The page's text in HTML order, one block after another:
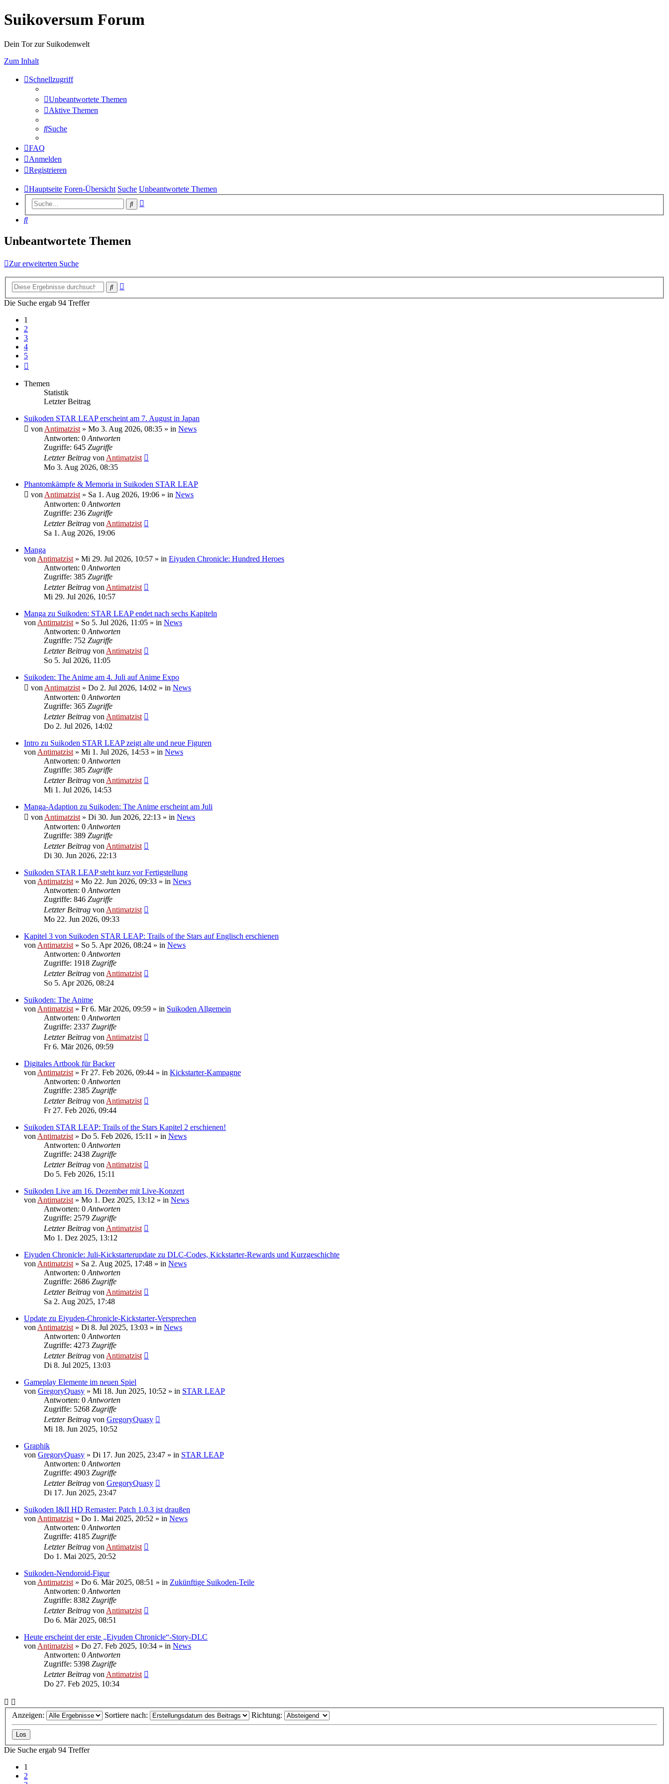
Suikoversum Forum
Dein Tor zur Suikodenwelt
Zum Inhalt
Schnellzugriff
Unbeantwortete Themen
Aktive Themen
Suche
FAQ
Anmelden
Registrieren
Hauptseite Foren-Übersicht Suche Unbeantwortete Themen
Suche
Suche
Unbeantwortete Themen
Zur erweiterten Suche
Suche
Die Suche ergab 94 Treffer
1
2
3
4
5
Themen
Statistik
Letzter Beitrag
Suikoden STAR LEAP erscheint am 7. August in Japan
von Antimatzist » Mo 3. Aug 2026, 08:35 » in News
Antworten: 0 Antworten
Zugriffe: 645 Zugriffe
Letzter Beitrag von Antimatzist
Mo 3. Aug 2026, 08:35
Phantomkämpfe & Memoria in Suikoden STAR LEAP
von Antimatzist » Sa 1. Aug 2026, 19:06 » in News
Antworten: 0 Antworten
Zugriffe: 236 Zugriffe
Letzter Beitrag von Antimatzist
Sa 1. Aug 2026, 19:06
Manga
von Antimatzist » Mi 29. Jul 2026, 10:57 » in Eiyuden Chronicle: Hundred Heroes
Antworten: 0 Antworten
Zugriffe: 385 Zugriffe
Letzter Beitrag von Antimatzist
Mi 29. Jul 2026, 10:57
Manga zu Suikoden: STAR LEAP endet nach sechs Kapiteln
von Antimatzist » So 5. Jul 2026, 11:05 » in News
Antworten: 0 Antworten
Zugriffe: 752 Zugriffe
Letzter Beitrag von Antimatzist
So 5. Jul 2026, 11:05
Suikoden: The Anime am 4. Juli auf Anime Expo
von Antimatzist » Do 2. Jul 2026, 14:02 » in News
Antworten: 0 Antworten
Zugriffe: 365 Zugriffe
Letzter Beitrag von Antimatzist
Do 2. Jul 2026, 14:02
Intro zu Suikoden STAR LEAP zeigt alte und neue Figuren
von Antimatzist » Mi 1. Jul 2026, 14:53 » in News
Antworten: 0 Antworten
Zugriffe: 385 Zugriffe
Letzter Beitrag von Antimatzist
Mi 1. Jul 2026, 14:53
Manga-Adaption zu Suikoden: The Anime erscheint am Juli
von Antimatzist » Di 30. Jun 2026, 22:13 » in News
Antworten: 0 Antworten
Zugriffe: 389 Zugriffe
Letzter Beitrag von Antimatzist
Di 30. Jun 2026, 22:13
Suikoden STAR LEAP steht kurz vor Fertigstellung
von Antimatzist » Mo 22. Jun 2026, 09:33 » in News
Antworten: 0 Antworten
Zugriffe: 846 Zugriffe
Letzter Beitrag von Antimatzist
Mo 22. Jun 2026, 09:33
Kapitel 3 von Suikoden STAR LEAP: Trails of the Stars auf Englisch erschienen
von Antimatzist » So 5. Apr 2026, 08:24 » in News
Antworten: 0 Antworten
Zugriffe: 1918 Zugriffe
Letzter Beitrag von Antimatzist
So 5. Apr 2026, 08:24
Suikoden: The Anime
von Antimatzist » Fr 6. Mär 2026, 09:59 » in Suikoden Allgemein
Antworten: 0 Antworten
Zugriffe: 2337 Zugriffe
Letzter Beitrag von Antimatzist
Fr 6. Mär 2026, 09:59
Digitales Artbook für Backer
von Antimatzist » Fr 27. Feb 2026, 09:44 » in Kickstarter-Kampagne
Antworten: 0 Antworten
Zugriffe: 2385 Zugriffe
Letzter Beitrag von Antimatzist
Fr 27. Feb 2026, 09:44
Suikoden STAR LEAP: Trails of the Stars Kapitel 2 erschienen!
von Antimatzist » Do 5. Feb 2026, 15:11 » in News
Antworten: 0 Antworten
Zugriffe: 2438 Zugriffe
Letzter Beitrag von Antimatzist
Do 5. Feb 2026, 15:11
Suikoden Live am 16. Dezember mit Live-Konzert
von Antimatzist » Mo 1. Dez 2025, 13:12 » in News
Antworten: 0 Antworten
Zugriffe: 2579 Zugriffe
Letzter Beitrag von Antimatzist
Mo 1. Dez 2025, 13:12
Eiyuden Chronicle: Juli-Kickstarterupdate zu DLC-Codes, Kickstarter-Rewards und Kurzgeschichte
von Antimatzist » Sa 2. Aug 2025, 17:48 » in News
Antworten: 0 Antworten
Zugriffe: 2686 Zugriffe
Letzter Beitrag von Antimatzist
Sa 2. Aug 2025, 17:48
Update zu Eiyuden-Chronicle-Kickstarter-Versprechen
von Antimatzist » Di 8. Jul 2025, 13:03 » in News
Antworten: 0 Antworten
Zugriffe: 4273 Zugriffe
Letzter Beitrag von Antimatzist
Di 8. Jul 2025, 13:03
Gameplay Elemente im neuen Spiel
von GregoryQuasy » Mi 18. Jun 2025, 10:52 » in STAR LEAP
Antworten: 0 Antworten
Zugriffe: 5268 Zugriffe
Letzter Beitrag von GregoryQuasy
Mi 18. Jun 2025, 10:52
Graphik
von GregoryQuasy » Di 17. Jun 2025, 23:47 » in STAR LEAP
Antworten: 0 Antworten
Zugriffe: 4903 Zugriffe
Letzter Beitrag von GregoryQuasy
Di 17. Jun 2025, 23:47
Suikoden I&II HD Remaster: Patch 1.0.3 ist draußen
von Antimatzist » Do 1. Mai 2025, 20:52 » in News
Antworten: 0 Antworten
Zugriffe: 4185 Zugriffe
Letzter Beitrag von Antimatzist
Do 1. Mai 2025, 20:52
Suikoden-Nendoroid-Figur
von Antimatzist » Do 6. Mär 2025, 08:51 » in Zukünftige Suikoden-Teile
Antworten: 0 Antworten
Zugriffe: 8382 Zugriffe
Letzter Beitrag von Antimatzist
Do 6. Mär 2025, 08:51
Heute erscheint der erste „Eiyuden Chronicle“-Story-DLC
von Antimatzist » Do 27. Feb 2025, 10:34 » in News
Antworten: 0 Antworten
Zugriffe: 5398 Zugriffe
Letzter Beitrag von Antimatzist
Do 27. Feb 2025, 10:34
Anzeigen: Sortiere nach: Richtung:
Die Suche ergab 94 Treffer
1
2